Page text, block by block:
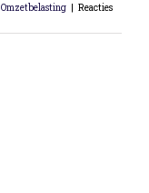
Omzetbelasting | Reacties